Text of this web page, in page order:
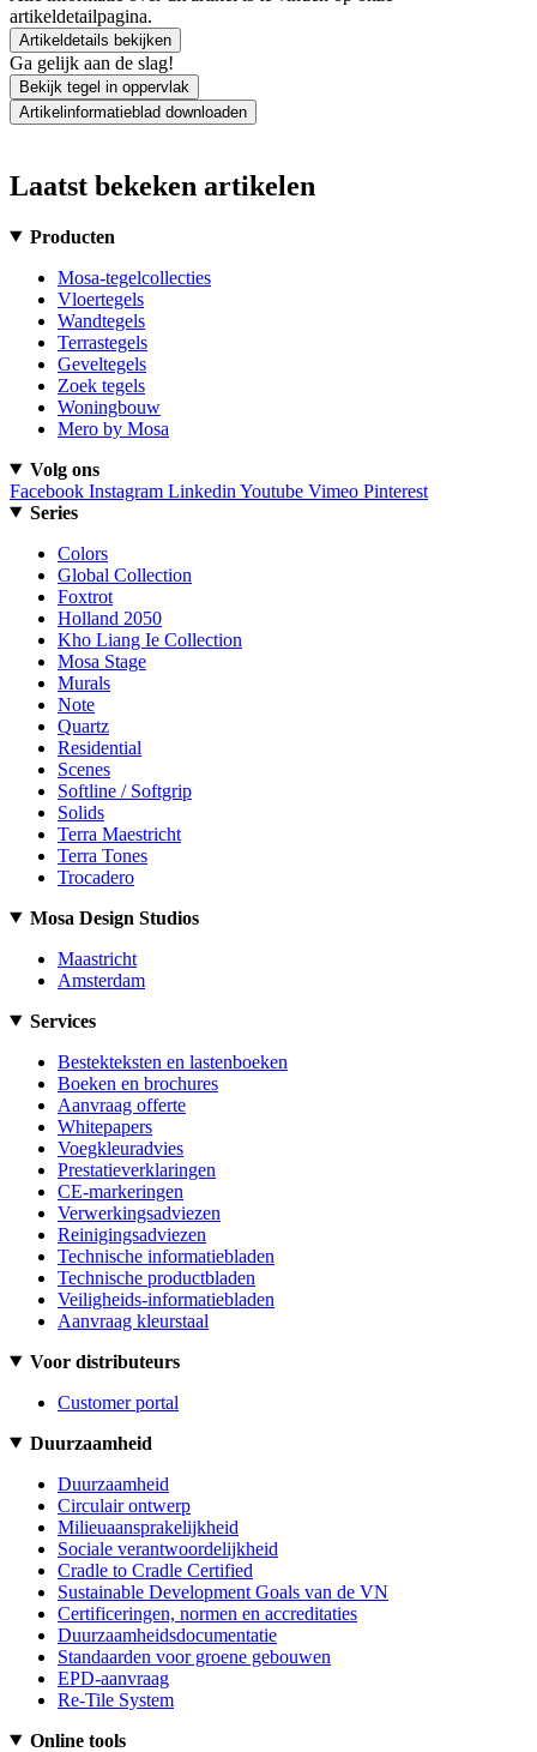
artikeldetailpagina.
Artikeldetails bekijken
Ga gelijk aan de slag!
Bekijk tegel in oppervlak
Artikelinformatieblad downloaden
Laatst bekeken artikelen
Producten
Mosa-tegelcollecties
Vloertegels
Wandtegels
Terrastegels
Geveltegels
Zoek tegels
Woningbouw
Mero by Mosa
Volg ons
Facebook Instagram Linkedin Youtube Vimeo Pinterest
Series
Colors
Global Collection
Foxtrot
Holland 2050
Kho Liang Ie Collection
Mosa Stage
Murals
Note
Quartz
Residential
Scenes
Softline / Softgrip
Solids
Terra Maestricht
Terra Tones
Trocadero
Mosa Design Studios
Maastricht
Amsterdam
Services
Bestekteksten en lastenboeken
Boeken en brochures
Aanvraag offerte
Whitepapers
Voegkleuradvies
Prestatieverklaringen
CE-markeringen
Verwerkingsadviezen
Reinigingsadviezen
Technische informatiebladen
Technische productbladen
Veiligheids-informatiebladen
Aanvraag kleurstaal
Voor distributeurs
Customer portal
Duurzaamheid
Duurzaamheid
Circulair ontwerp
Milieuaansprakelijkheid
Sociale verantwoordelijkheid
Cradle to Cradle Certified
Sustainable Development Goals van de VN
Certificeringen, normen en accreditaties
Duurzaamheidsdocumentatie
Standaarden voor groene gebouwen
EPD-aanvraag
Re-Tile System
Online tools